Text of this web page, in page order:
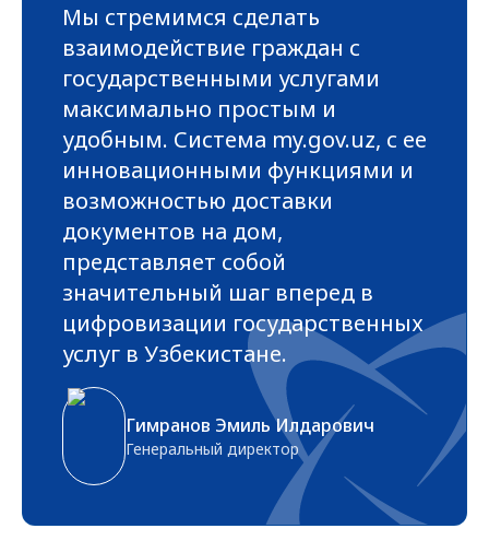
Мы стремимся сделать
взаимодействие граждан с
государственными услугами
максимально простым и
удобным. Система my.gov.uz, с ее
инновационными функциями и
возможностью доставки
документов на дом,
представляет собой
значительный шаг вперед в
цифровизации государственных
услуг в Узбекистане.
Гимранов Эмиль Илдарович
Генеральный директор